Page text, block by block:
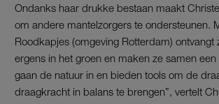
Ondanks haar drukke bestaan maakt
om andere mantelzorgers te ondersteunen.
Roodkapjes (omgeving Rotterdam) ontvangt
ergens in het groen en maken ze samen
gaan de natuur in en bieden tools om de
draagkracht in balans te brengen”, vertelt